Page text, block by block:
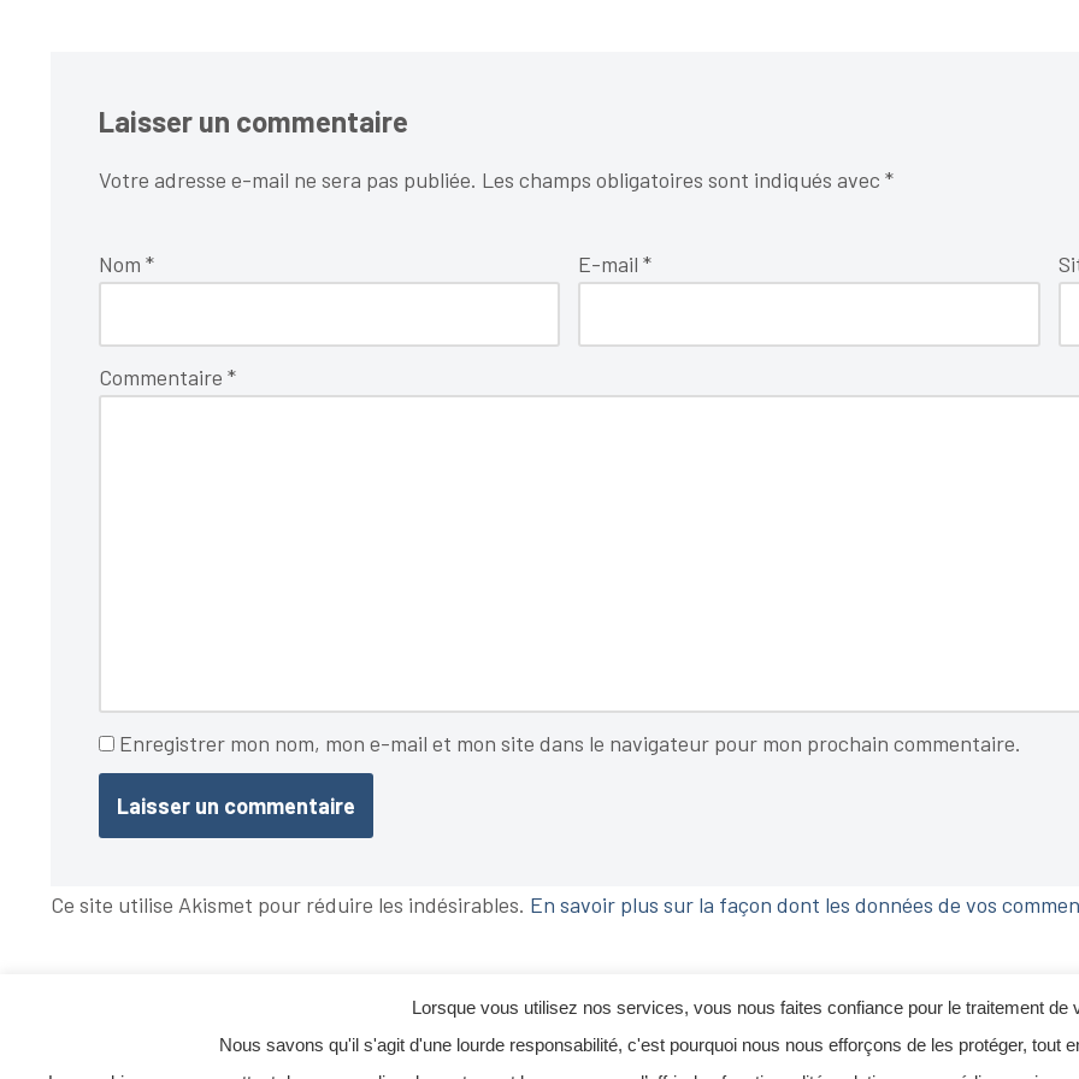
Laisser un commentaire
Votre adresse e-mail ne sera pas publiée. Les champs obligatoires sont indiqués avec *
Nom * E-mail*
Commentaire *
Enregistrer mon nom, mon e-mail et mon site dans le navigateur pour mon prochain commentaire.
Ce site utilise Akismet pour réduire les indésirables. En savoir plus sur la façon dont les données de vos
Lorsque vous utilisez nos services, vous nous faites confiance pour le traitement de
Nous savons qu'il s'agit d'une lourde responsabilité, c'est pourquoi nous nous efforçons de les protéger, tout